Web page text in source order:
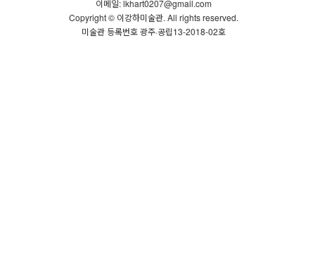
이메일: lkhart0207@gmail.com
Copyright © 이강하미술관. All rights reserved.
미술관 등록번호 광주·공립13-2018-02호